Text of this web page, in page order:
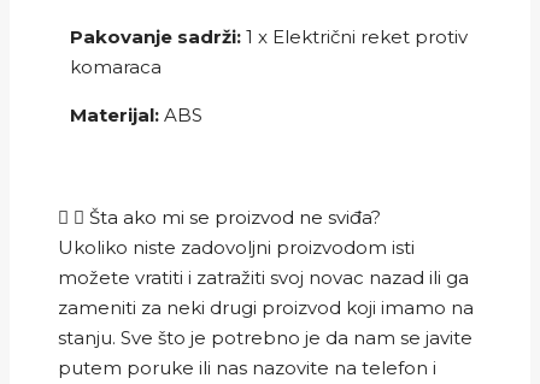
Pakovanje sadrži: 1 x Električni reket protiv
komaraca
Materijal: ABS
Šta ako mi se proizvod ne sviđa?
Ukoliko niste zadovoljni proizvodom isti
možete vratiti i zatražiti svoj novac nazad ili ga
zameniti za neki drugi proizvod koji imamo na
stanju. Sve što je potrebno je da nam se javite
putem poruke ili nas nazovite na telefon i